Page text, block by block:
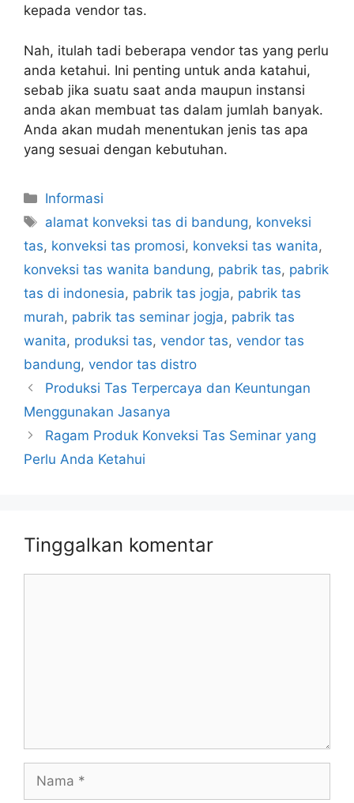
kepada vendor tas.
Nah, itulah tadi beberapa vendor tas yang perlu
anda ketahui. Ini penting untuk anda katahui,
sebab jika suatu saat anda maupun instansi
anda akan membuat tas dalam jumlah banyak.
Anda akan mudah menentukan jenis tas apa
yang sesuai dengan kebutuhan.
Kategori
Informasi
Tag
alamat konveksi tas di bandung, konveksi
tas, konveksi tas promosi, konveksi tas wanita,
konveksi tas wanita bandung, pabrik tas, pabrik
tas di indonesia, pabrik tas jogja, pabrik tas
murah, pabrik tas seminar jogja, pabrik tas
wanita, produksi tas, vendor tas, vendor tas
bandung, vendor tas distro
Produksi Tas Terpercaya dan Keuntungan
Menggunakan Jasanya
Ragam Produk Konveksi Tas Seminar yang
Perlu Anda Ketahui
Tinggalkan komentar